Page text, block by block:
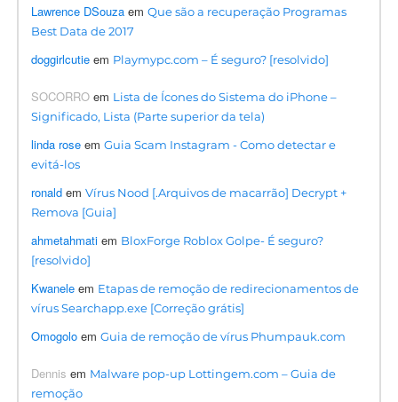
Lawrence DSouza emQue são a recuperação Programas
Best Data de 2017
doggirlcutie em Playmypc.com – É seguro? [resolvido]
SOCORRO em Lista de Ícones do Sistema do iPhone –
Significado, Lista (Parte superior da tela)
linda rose emGuia Scam Instagram - Como detectar e
evitá-los
ronald emVírus Nood [.Arquivos de macarrão] Decrypt +
Remova [Guia]
ahmetahmati em BloxForge Roblox Golpe- É seguro?
[resolvido]
Kwanele em Etapas de remoção de redirecionamentos de
vírus Searchapp.exe [Correção grátis]
Omogolo emGuia de remoção de vírus Phumpauk.com
Dennis em Malware pop-up Lottingem.com – Guia de
remoção